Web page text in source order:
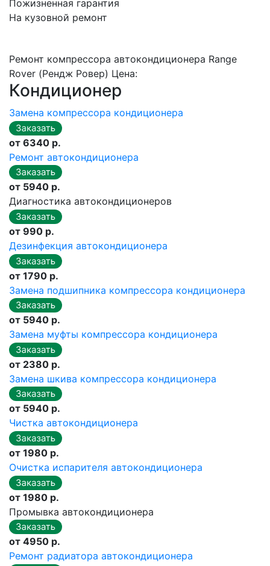
Пожизненная гарантия
На кузовной ремонт
Ремонт компрессора автокондиционера Range
Rover (Рендж Ровер) Цена:
Кондиционер
Замена компрессора кондиционера
от 6340 р.
Ремонт автокондиционера
от 5940 р.
Диагностика автокондиционеров
от 990 р.
Дезинфекция автокондиционера
от 1790 р.
Замена подшипника компрессора кондиционера
от 5940 р.
Замена муфты компрессора кондиционера
от 2380 р.
Замена шкива компрессора кондиционера
от 5940 р.
Чистка автокондиционера
от 1980 р.
Очистка испарителя автокондиционера
от 1980 р.
Промывка автокондиционера
от 4950 р.
Ремонт радиатора автокондиционера